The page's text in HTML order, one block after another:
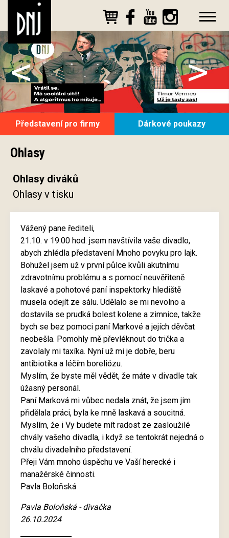
< >
Představení pro firmy Dárkové poukazy
Ohlasy
Ohlasy diváků
Ohlasy v tisku
Vážený pane řediteli,
21.10. v 19.00 hod. jsem navštívila vaše divadlo,
abych zhlédla představení Mnoho povyku pro lajk.
Bohužel jsem už v první půlce kvůli akutnímu
zdravotnímu problému a s pomocí neuvěřiteně
laskavé a pohotové paní inspektorky hlediště
musela odejít ze sálu. Udělalo se mi nevolno a
dostavila se prudká bolest kolene a zimnice, takže
bych se bez pomoci paní Markové a jejích děvčat
neobešla. Pomohly mě převléknout do trička a
zavolaly mi taxíka. Nyní už mi je dobře, beru
antibiotika a léčím boreliózu.
Myslím, že byste měl vědět, že máte v divadle tak
úžasný personál.
Paní Marková mi vůbec nedala znát, že jsem jim
přidělala práci, byla ke mně laskavá a soucitná.
Myslím, že i Vy budete mít radost ze zasloužilé
chvály vašeho divadla, i když se tentokrát nejedná o
chválu divadelního představení.
Přeji Vám mnoho úspěchu ve Vaší herecké i
manažérské činnosti.
Pavla Boloňská
Pavla Boloňská - divačka
26.10.2024